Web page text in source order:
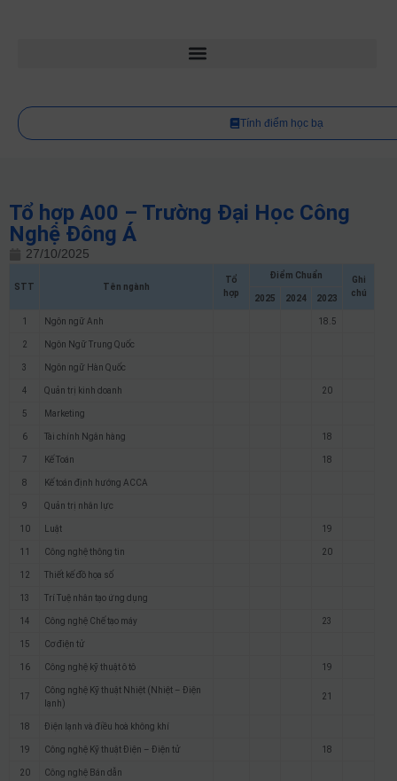
Tính điểm học bạ
Tổ hợp A00 – Trường Đại Học Công
Nghệ Đông Á
27/10/2025
STT Tên ngành
Tổ
hợp
Điểm Chuẩn
Ghi
chú
2025 2024 2023
1 Ngôn ngữ Anh 18.5
2 Ngôn Ngữ Trung Quốc
3 Ngôn ngữ Hàn Quốc
4 Quản trị kinh doanh 20
5 Marketing
6 Tài chính Ngân hàng 18
7 Kế Toán 18
8 Kế toán định hướng ACCA
9 Quản trị nhân lực
10 Luật 19
11 Công nghệ thông tin 20
12 Thiết kế đồ họa số
13 Trí Tuệ nhân tạo ứng dụng
14 Công nghệ Chế tạo máy 23
15 Cơ điện tử
16 Công nghệ kỹ thuật ô tô 19
17
Công nghệ Kỹ thuật Nhiệt (Nhiệt – Điện
lạnh)
21
18 Điện lạnh và điều hoà không khí
19 Công nghệ Kỹ thuật Điện – Điện tử 18
20 Công nghệ Bán dẫn